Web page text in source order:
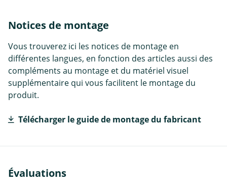
Notices de montage
Vous trouverez ici les notices de montage en
différentes langues, en fonction des articles aussi des
compléments au montage et du matériel visuel
supplémentaire qui vous facilitent le montage du
produit.
Télécharger le guide de montage du fabricant
Évaluations